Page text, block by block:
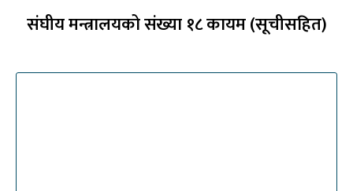
संघीय मन्त्रालयको संख्या १८ कायम (सूचीसहित)